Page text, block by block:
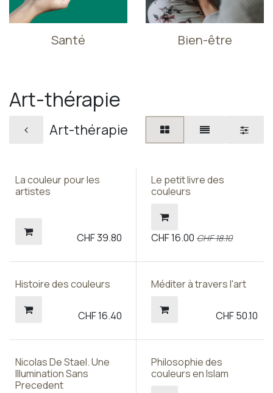
Santé Bien-être
Art-thérapie
Art-thérapie
La couleur pour les
artistes
CHF39.80
Le petit livre des
couleurs
CHF16.00 CHF18.10
Histoire des couleurs
CHF16.40
Méditer à travers l'art
CHF50.10
Nicolas De Stael. Une
Illumination Sans
Precedent
Philosophie des
couleurs en Islam